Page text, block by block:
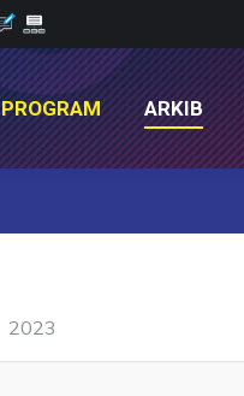
PROGRAM ARKIB
2023
PROGRAM ARKIB